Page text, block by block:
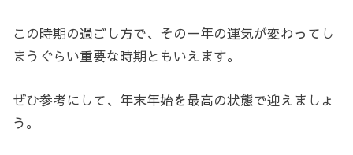
この時期の過ごし方で、その一年の運気が変わってし
まうぐらい重要な時期ともいえます。
ぜひ参考にして、年末年始を最高の状態で迎えましょ
う。